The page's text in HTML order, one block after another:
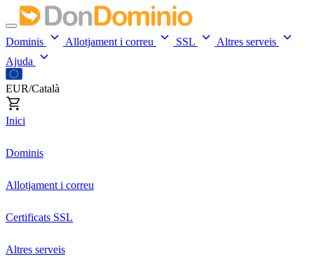
Dominis Allotjament i correu SSL
Altres serveis
Ajuda
EUR/Català
Inici
Dominis
Allotjament i correu
Certificats SSL
Altres serveis